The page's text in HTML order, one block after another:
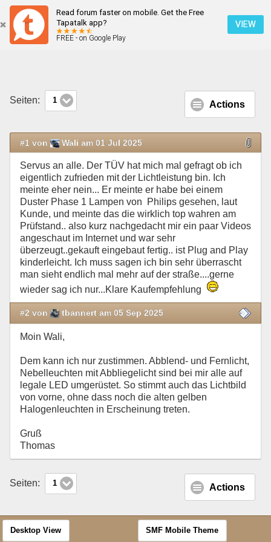
Read forum faster on mobile. Get the Free
Tapatalk app?
FREE - on Google Play
VIEW
Philips Ultinon pro6000
Seiten: 1 Actions
#1 von Wali am 01 Jul 2025
Servus an alle. Der TÜV hat mich mal gefragt ob ich
eigentlich zufrieden mit der Lichtleistung bin. Ich
meinte eher nein... Er meinte er habe bei einem
Duster Phase 1 Lampen von Philips gesehen, laut
Kunde, und meinte das die wirklich top wahren am
Prüfstand.. also kurz nachgedacht mir ein paar Videos
angeschaut im Internet und war sehr
überzeugt..gekauft eingebaut fertig.. ist Plug and Play
kinderleicht. Ich muss sagen ich bin sehr überrascht
man sieht endlich mal mehr auf der straße....gerne
wieder sag ich nur...Klare Kaufempfehlung
#2 von tbannert am 05 Sep 2025
Moin Wali,
Dem kann ich nur zustimmen. Abblend- und Fernlicht,
Nebelleuchten mit Abbliegelicht sind bei mir alle auf
legale LED umgerüstet. So stimmt auch das Lichtbild
von vorne, ohne dass noch die alten gelben
Halogenleuchten in Erscheinung treten.
Gruß
Thomas
Seiten: 1 Actions
Desktop View SMF Mobile Theme